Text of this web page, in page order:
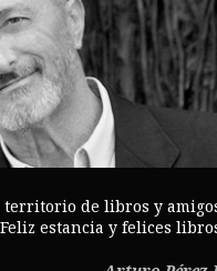
territorio de libros y
estancia y felices